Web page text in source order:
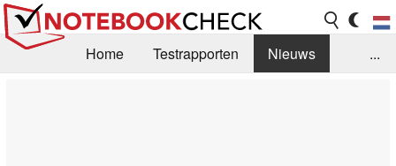
Home Testrapporten
Nieuws
...